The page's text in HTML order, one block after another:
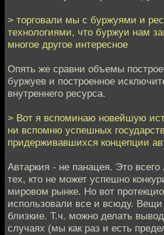
> торговали мы с буржуями и
технологиями, что буржуи нам
многое другое интересное
Опять же сравни объемы
буржуев и построенное
внутреннего ресурса.
> Вот я вспоминаю новейшую
ни вспомню успешных
придерживавшихся концепции
Автаркия - не панацея. Это
тех, кто не может успешно
мировом рынке. Но вот
использовали все и всюду. Вещи
близкие. Т.ч. можно делать
случаях (мы как раз и есть